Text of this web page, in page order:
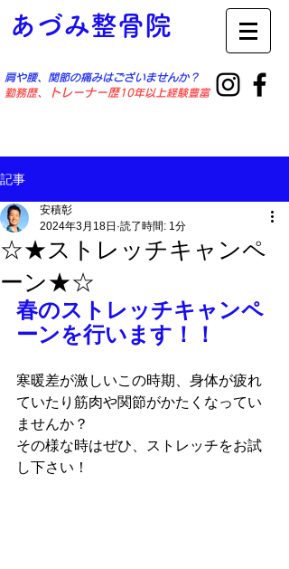
あづみ整骨院
肩や腰、関節の痛みはございませんか？
勤務歴​、トレーナー歴10年以上経験豊富
記事
☆★ストレッチキャンペ
ーン★☆
安積彰
2024年3月18日 読了時間: 1分
春のストレッチキャンペ
ーンを行います！！
寒暖差が激しいこの時期、身体が疲れ
ていたり筋肉や関節がかたくなってい
ませんか？
その様な時はぜひ、ストレッチをお試
し下さい！